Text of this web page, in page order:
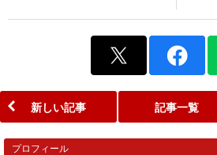
新しい記事 記事一覧
プロフィール